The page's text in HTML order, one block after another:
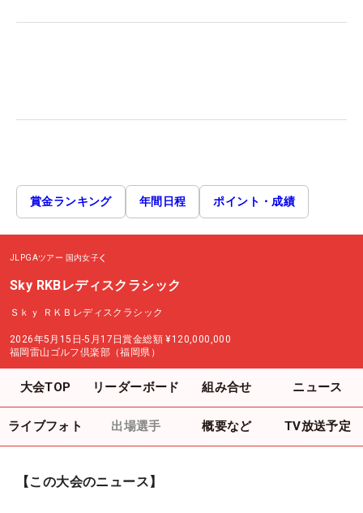
賞金ランキング 年間日程 ポイント・成績
JLPGAツアー 国内女子
Sky RKBレディスクラシック
Ｓｋｙ ＲＫＢレディスクラシック
2026年5月15日-5月17日賞金総額 ¥120,000,000
福岡雷山ゴルフ倶楽部（福岡県）
大会TOP リーダーボード 組み合せ ニュース
ライブフォト 出場選手 概要など TV放送予定
【この大会のニュース】